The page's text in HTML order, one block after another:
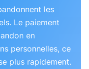
les
Le paiement
en
personnelles, ce
plus rapidement.